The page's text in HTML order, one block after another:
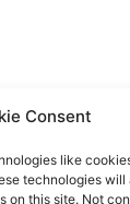
Consent
like
technologies will
on this site. Not